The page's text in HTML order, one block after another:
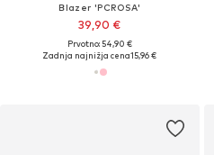
Blazer 'PCROSA'
39,90 €
Prvotno: 54,90 €
Zadnja najnižja cena15,96 €